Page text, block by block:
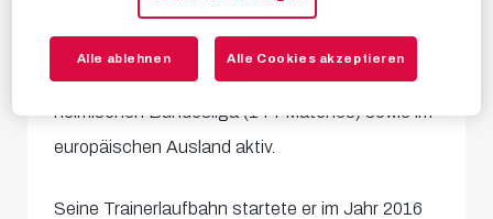
Größe. So verfügt der ehemalige
österreichische Nationalspieler über jede Menge
Erfahrung im Profi-Bereich und war u. a. in der
heimischen Bundesliga (144 Matches) sowie im
europäischen Ausland aktiv.
Seine Trainerlaufbahn startete er im Jahr 2016
Alle ablehnen Alle Cookies akzeptieren